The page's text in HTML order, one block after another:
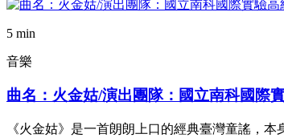
5 min
音樂
曲名：火金姑/演出團隊：國立南科國際
《火金姑》是一首朗朗上口的經典臺灣童謠，